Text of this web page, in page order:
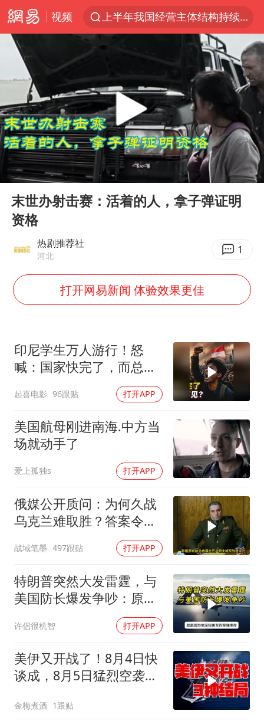
视频
上半年我国经营主体结构持续优化
白海豚将给京津冀带来大暴雨
刘嘉玲晒与周星驰合照
《披荆斩棘2026》阵容官宣
上海有出现龙卷潜势
国足U17与阿森纳决赛取消 并列冠军
香港高温刷新历史纪录
女子发现前夫婚内与第三者育子
王艺迪无缘横滨赛决赛
韩军前线部队连曝丑闻
笔试第一被劝弃考涉事副校长被撤职
奋力开创中国式现代化建设新局面
Play
00:00 08:28
末世办射击赛：活着的人，拿子弹证明
资格
热剧推荐社
河北 1
打开网易新闻 体验效果更佳
印尼学生万人游行！怒
喊：国家快完了，而总统
起喜电影 96跟贴 打开APP
美国航母刚进南海.中方当
场就动手了
爱上孤独s 打开APP
俄媒公开质问：为何久战
乌克兰难取胜？答案令人
战域笔墨 497跟贴 打开APP
特朗普突然大发雷霆，与
美国防长爆发争吵：原来
许侶很机智 打开APP
美伊又开战了！8月4日快
谈成，8月5日猛烈空袭，
金梅煮酒 1跟贴